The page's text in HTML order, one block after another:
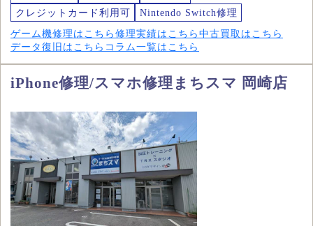
クレジットカード利用可
Nintendo Switch修理
ゲーム機修理はこちら 修理実績はこちら 中古買取はこちら
データ復旧はこちら コラム一覧はこちら
iPhone修理/スマホ修理まちスマ 岡崎店